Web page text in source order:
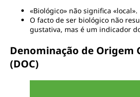
«Biológico» não significa «local».
O facto de ser biológico não
gustativa, mas é um indicador
Denominação de Origem
(DOC)